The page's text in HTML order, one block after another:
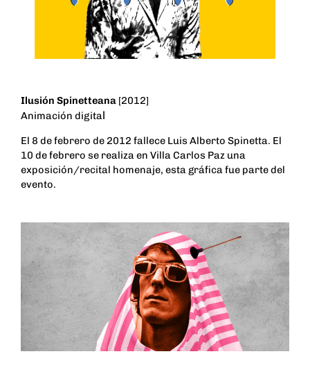
Ilusión Spinetteana [2012]
Animación digital
El 8 de febrero de 2012 fallece Luis Alberto Spinetta. El
10 de febrero se realiza en Villa Carlos Paz una
exposición/recital homenaje, esta gráfica fue parte del
evento.